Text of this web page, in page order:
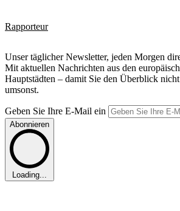
Rapporteur
Unser täglicher Newsletter, jeden Morgen
Mit aktuellen Nachrichten aus den
Hauptstädten – damit Sie den Überblick
umsonst.
Geben Sie Ihre E-Mail ein
Abonnieren
Loading...